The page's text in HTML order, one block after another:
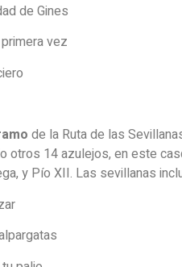
de Gines
vez
de la Ruta de las
otros 14 azulejos, en este
y Pío XII. Las sevillanas